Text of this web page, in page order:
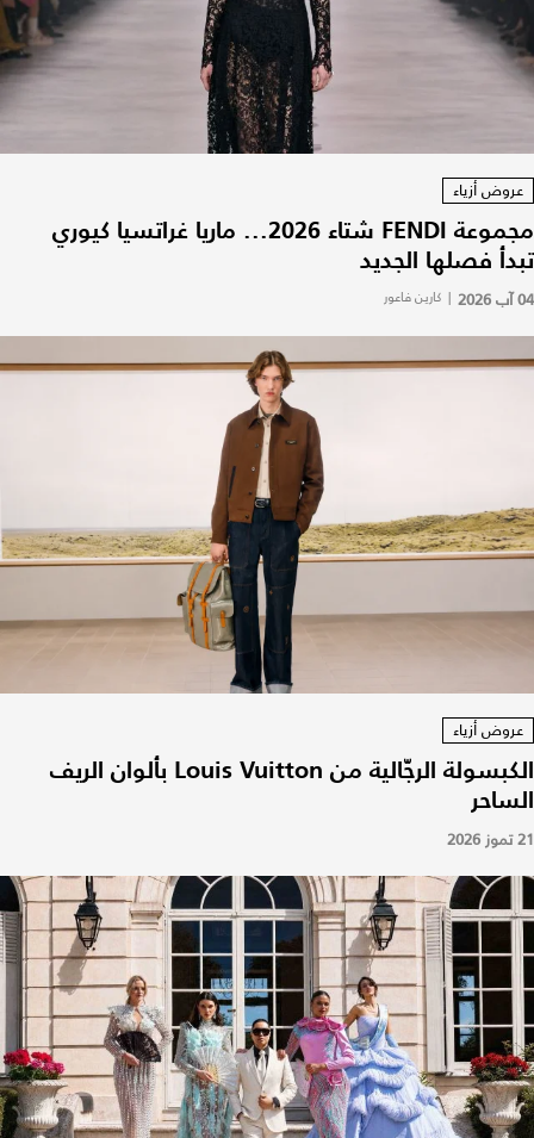
عروض أزياء
مجموعة FENDI شتاء 2026... ماريا غراتسيا كيوري
تبدأ فصلها الجديد
04 آب 2026 | كارين فاعور
عروض أزياء
الكبسولة الرجّالية من Louis Vuitton بألوان الريف
الساحر
21 تموز 2026